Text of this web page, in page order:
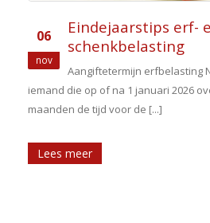
06
nov
Eindejaarstips erf-
schenkbelasting
Aangiftetermijn erfbelasting
iemand die op of na 1 januari 2026
maanden de tijd voor de [...]
Lees meer